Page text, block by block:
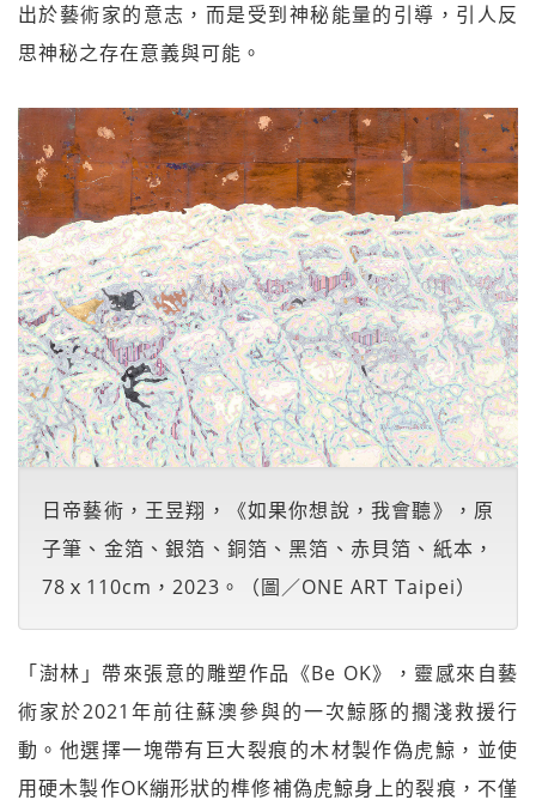
出於藝術家的意志，而是受到神秘能量的引導，引人反
思神秘之存在意義與可能。
日帝藝術，王昱翔，《如果你想說，我會聽》，原
子筆、金箔、銀箔、銅箔、黑箔、赤貝箔、紙本，
78ｘ110cm，2023。（圖／ONE ART Taipei）
「澍林」帶來張意的雕塑作品《Be OK》，靈感來自藝
術家於2021年前往蘇澳參與的一次鯨豚的擱淺救援行
動。他選擇一塊帶有巨大裂痕的木材製作偽虎鯨，並使
用硬木製作OK繃形狀的榫修補偽虎鯨身上的裂痕，不僅